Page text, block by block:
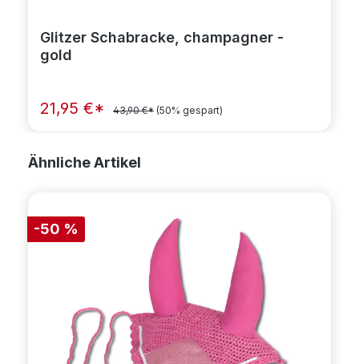
Glitzer Schabracke, champagner -
gold
21,95 €* 43,90 €* (50% gespart)
Produktgalerie überspringen
Ähnliche Artikel
-50 %